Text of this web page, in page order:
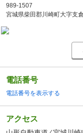
989-1507
宮城県柴田郡川崎町大字支
電話番号
電話番号を表示する
アクセス